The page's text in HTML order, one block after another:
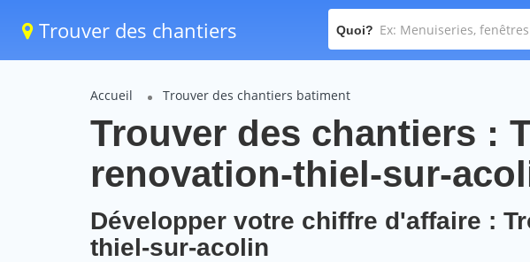
Trouver des chantiers Quoi?
Accueil Trouver des chantiers batiment
Trouver des chantiers :
renovation-thiel-sur-
Développer votre chiffre d'affaire :
thiel-sur-acolin